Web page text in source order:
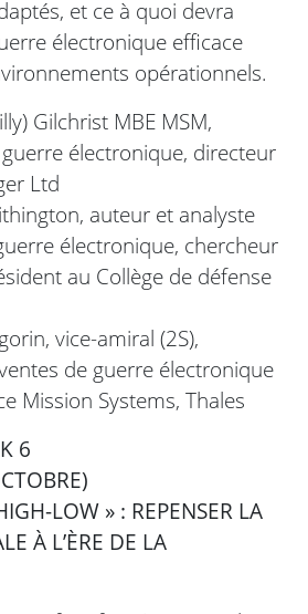
et ce à quoi devra
électronique efficace
opérationnels.
Gilchrist MBE MSM,
électronique, directeur
Ltd
auteur et analyste
électronique, chercheur
au Collège de défense
vice-amiral (2S),
de guerre électronique
Mission Systems, Thales
6
LOW » : REPENSER LA
À L’ÈRE DE LA